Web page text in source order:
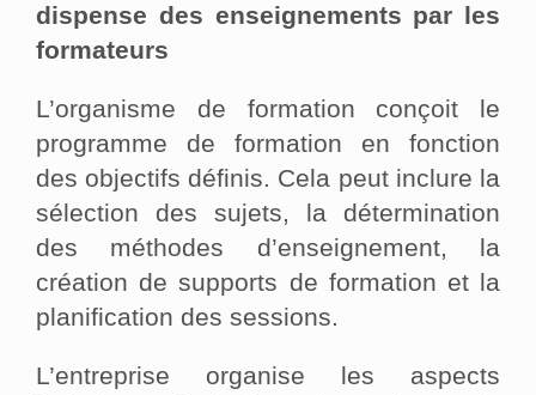
dispense des enseignements par les
formateurs
L’organisme de formation conçoit le
programme de formation en fonction
des objectifs définis. Cela peut inclure la
sélection des sujets, la détermination
des méthodes d’enseignement, la
création de supports de formation et la
planification des sessions.
L’entreprise organise les aspects